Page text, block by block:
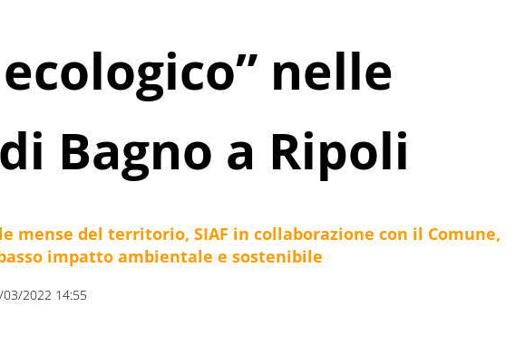
nelle
Bagno a Ripoli
mense del territorio, SIAF in collaborazione con il Comune,
impatto ambientale e sostenibile
2022 14:55